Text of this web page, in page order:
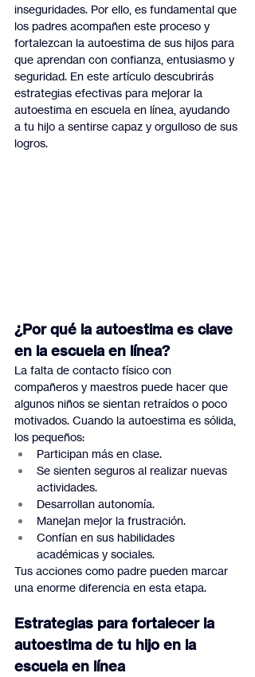
inseguridades. Por ello, es fundamental que
los padres acompañen este proceso y
fortalezcan la autoestima de sus hijos para
que aprendan con confianza, entusiasmo y
seguridad. En este artículo descubrirás
estrategias efectivas para mejorar la
autoestima en escuela en línea, ayudando
a tu hijo a sentirse capaz y orgulloso de sus
logros.
¿Por qué la autoestima es clave
en la escuela en línea?
La falta de contacto físico con
compañeros y maestros puede hacer que
algunos niños se sientan retraídos o poco
motivados. Cuando la autoestima es sólida,
los pequeños:
Participan más en clase.
Se sienten seguros al realizar nuevas
actividades.
Desarrollan autonomía.
Manejan mejor la frustración.
Confían en sus habilidades
académicas y sociales.
Tus acciones como padre pueden marcar
una enorme diferencia en esta etapa.
Estrategias para fortalecer la
autoestima de tu hijo en la
escuela en línea